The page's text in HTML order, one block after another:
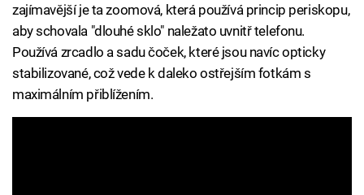
zajímavější je ta zoomová, která používá princip periskopu,
aby schovala "dlouhé sklo" naležato uvnitř telefonu.
Používá zrcadlo a sadu čoček, které jsou navíc opticky
stabilizované, což vede k daleko ostřejším fotkám s
maximálním přiblížením.